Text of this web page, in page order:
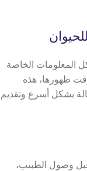
المعلومات الخاصة
ظهورها، هذه
بشكل أسرع وتقديم
وصول الطبيب،